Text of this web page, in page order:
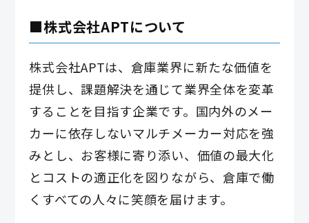
■株式会社APTについて
株式会社APTは、倉庫業界に新たな価値を
提供し、課題解決を通じて業界全体を変革
することを目指す企業です。国内外のメー
カーに依存しないマルチメーカー対応を強
みとし、お客様に寄り添い、価値の最大化
とコストの適正化を図りながら、倉庫で働
くすべての人々に笑顔を届けます。